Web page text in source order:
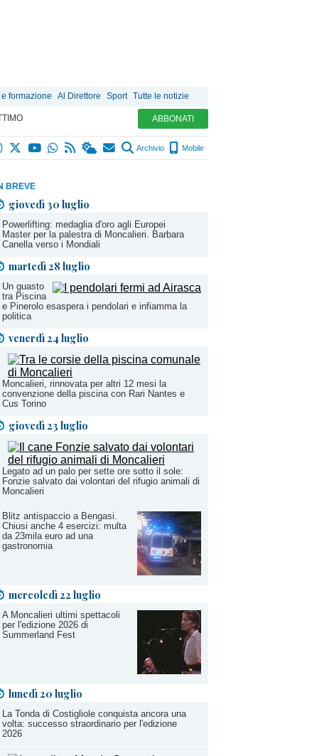
formazione Al Direttore Sport Tutte le notizie
ABBONATI
Archivio Mobile
BREVE
giovedì 30 luglio
Powerlifting: medaglia d'oro agli Europei
Master per la palestra di Moncalieri. Barbara
Canella verso i Mondiali
martedì 28 luglio
Un guasto
tra Piscina
e Pinerolo esaspera i pendolari e infiamma la
politica
venerdì 24 luglio
Moncalieri, rinnovata per altri 12 mesi la
convenzione della piscina con Rari Nantes e
Cus Torino
giovedì 23 luglio
Legato ad un palo per sette ore sotto il sole:
Fonzie salvato dai volontari del rifugio animali di
Moncalieri
Blitz antispaccio a Bengasi.
Chiusi anche 4 esercizi: multa
da 23mila euro ad una
gastronomia
mercoledì 22 luglio
A Moncalieri ultimi spettacoli
per l'edizione 2026 di
Summerland Fest
lunedì 20 luglio
La Tonda di Costigliole conquista ancora una
volta: successo straordinario per l'edizione
2026